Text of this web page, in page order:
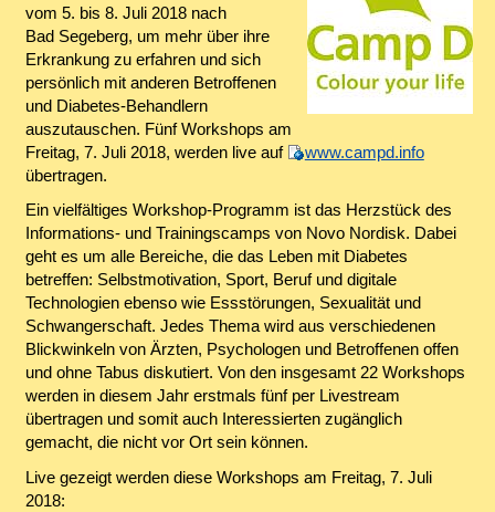
vom 5. bis 8. Juli 2018 nach
Bad Segeberg, um mehr über ihre
Erkrankung zu erfahren und sich
persönlich mit anderen Betroffenen
und Diabetes-Behandlern
auszutauschen. Fünf Workshops am
Freitag, 7. Juli 2018, werden live auf
www.campd.info
übertragen.
Ein vielfältiges Workshop-Programm ist das Herzstück des
Informations- und Trainingscamps von Novo Nordisk. Dabei
geht es um alle Bereiche, die das Leben mit Diabetes
betreffen: Selbstmotivation, Sport, Beruf und digitale
Technologien ebenso wie Essstörungen, Sexualität und
Schwangerschaft. Jedes Thema wird aus verschiedenen
Blickwinkeln von Ärzten, Psychologen und Betroffenen offen
und ohne Tabus diskutiert. Von den insgesamt 22 Workshops
werden in diesem Jahr erstmals fünf per Livestream
übertragen und somit auch Interessierten zugänglich
gemacht, die nicht vor Ort sein können.
Live gezeigt werden diese Workshops am Freitag, 7. Juli
2018: